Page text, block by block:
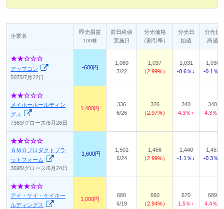
企業名
即売損益
100株
前日終値
実施日
分売価格
（割引率）
分売日
始値
分売日
高値
アップコン
5075/7月22日
-600円
1,069
7/22
1,037
2.99%
1,031
-0.6％↓
1,036
-0.1％↓
メイホーホールディン
グス
7369/グロース/6月26日
1,400円
336
6/26
326
2.97%
340
4.3％↑
340
4.3％↑
ＧＭＯプロダクトプラ
ットフォーム
3695/グロース/6月24日
-1,600円
1,501
6/24
1,456
2.99%
1,440
-1.1％↓
1,451
-0.3％↓
アイ・ケイ・ケイホー
ルディングス
1,000円
680
6/19
660
2.94%
670
1.5％↑
689
4.4％↑